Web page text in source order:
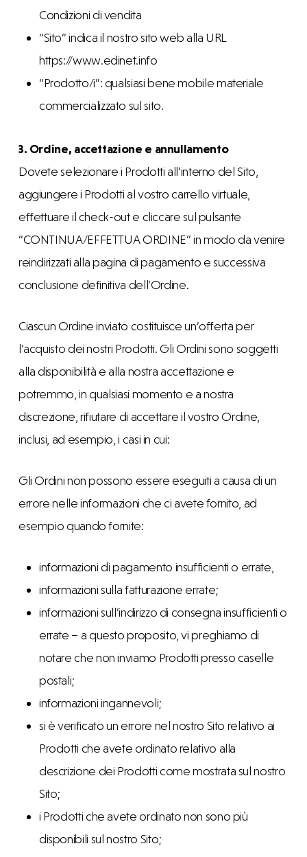
Condizioni di vendita
“Sito” indica il nostro sito web alla URL
https://www.edinet.info
“Prodotto/i”: qualsiasi bene mobile materiale
commercializzato sul sito.
3. Ordine, accettazione e annullamento
Dovete selezionare i Prodotti all’interno del Sito,
aggiungere i Prodotti al vostro carrello virtuale,
effettuare il check-out e cliccare sul pulsante
“CONTINUA/EFFETTUA ORDINE” in modo da venire
reindirizzati alla pagina di pagamento e successiva
conclusione definitiva dell’Ordine.
Ciascun Ordine inviato costituisce un’offerta per
l’acquisto dei nostri Prodotti. Gli Ordini sono soggetti
alla disponibilità e alla nostra accettazione e
potremmo, in qualsiasi momento e a nostra
discrezione, rifiutare di accettare il vostro Ordine,
inclusi, ad esempio, i casi in cui:
Gli Ordini non possono essere eseguiti a causa di un
errore nelle informazioni che ci avete fornito, ad
esempio quando fornite:
informazioni di pagamento insufficienti o errate,
informazioni sulla fatturazione errate;
informazioni sull’indirizzo di consegna insufficienti o
errate – a questo proposito, vi preghiamo di
notare che non inviamo Prodotti presso caselle
postali;
informazioni ingannevoli;
si è verificato un errore nel nostro Sito relativo ai
Prodotti che avete ordinato relativo alla
descrizione dei Prodotti come mostrata sul nostro
Sito;
i Prodotti che avete ordinato non sono più
disponibili sul nostro Sito;